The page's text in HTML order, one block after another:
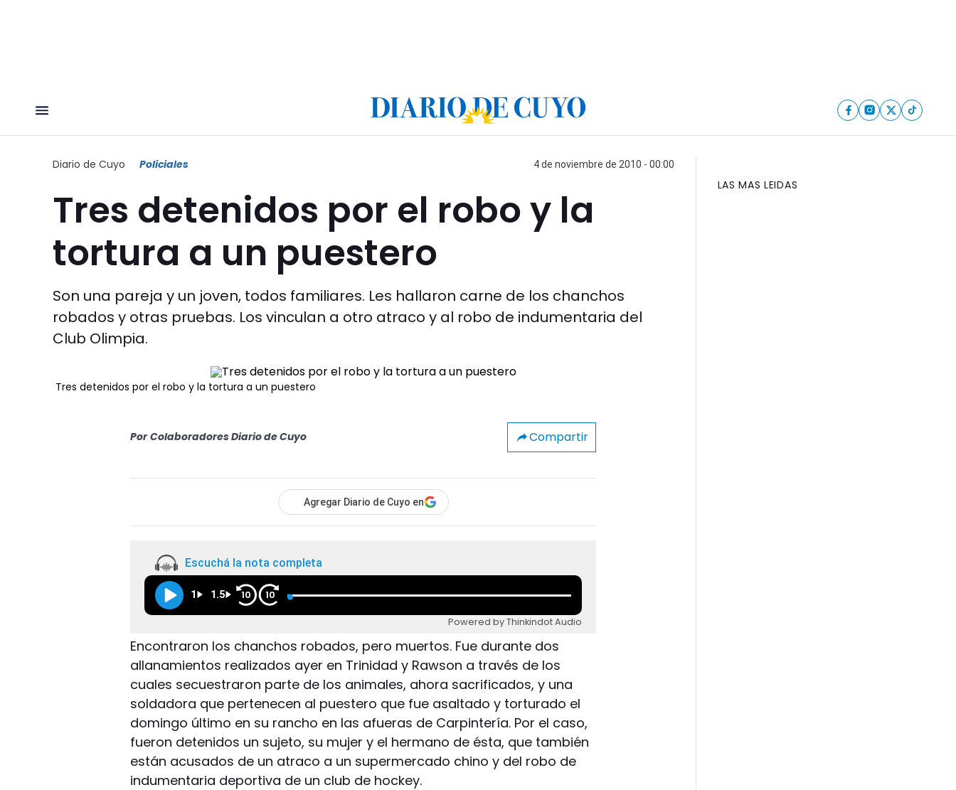
Diario de Cuyo Policiales 4 de noviembre de 2010 - 00:00
Tres detenidos por el robo y la
tortura a un puestero
Son una pareja y un joven, todos familiares. Les hallaron carne de los chanchos
robados y otras pruebas. Los vinculan a otro atraco y al robo de indumentaria del
Club Olimpia.
Tres detenidos por el robo y la tortura a un puestero
Por Colaboradores Diario de Cuyo Compartir
Agregar Diario de Cuyo en
Escuchá la nota completa
1 1.5 10 10
Powered by Thinkindot Audio
Encontraron los chanchos robados, pero muertos. Fue durante dos
allanamientos realizados ayer en Trinidad y Rawson a través de los
cuales secuestraron parte de los animales, ahora sacrificados, y una
soldadora que pertenecen al puestero que fue asaltado y torturado el
domingo último en su rancho en las afueras de Carpintería. Por el caso,
fueron detenidos un sujeto, su mujer y el hermano de ésta, que también
están acusados de un atraco a un supermercado chino y del robo de
indumentaria deportiva de un club de hockey.
LAS MAS LEIDAS